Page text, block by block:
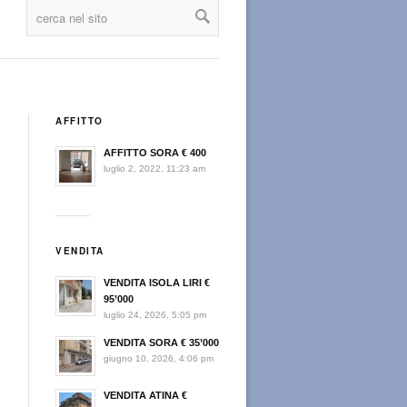
AFFITTO
AFFITTO SORA € 400
luglio 2, 2022, 11:23 am
VENDITA
VENDITA ISOLA LIRI €
95’000
luglio 24, 2026, 5:05 pm
VENDITA SORA € 35’000
giugno 10, 2026, 4:06 pm
VENDITA ATINA €